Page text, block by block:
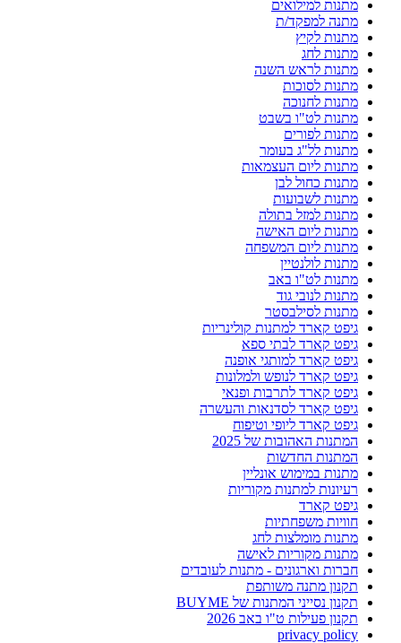
מתנות למילואים
מתנה למפקד/ת
מתנות לקיץ
מתנות לחג
מתנות לראש השנה
מתנות לסוכות
מתנות לחנוכה
מתנות לט"ו בשבט
מתנות לפורים
מתנות לל"ג בעומר
מתנות ליום העצמאות
מתנות כחול לבן
מתנות לשבועות
מתנות למזל בתולה
מתנות ליום האישה
מתנות ליום המשפחה
מתנות לולנטיין
מתנות לט"ו באב
מתנות לנובי גוד
מתנות לסילבסטר
גיפט קארד למתנות קולינריות
גיפט קארד לבתי ספא
גיפט קארד למותגי אופנה
גיפט קארד לנופש ולמלונות
גיפט קארד לתרבות ופנאי
גיפט קארד לסדנאות והעשרה
גיפט קארד ליופי וטיפוח
המתנות האהובות של 2025
המתנות החדשות
מתנות במימוש אונליין
רעיונות למתנות מקוריות
גיפט קארד
חוויות משפחתיות
מתנות מומלצות לחג
מתנות מקוריות לאישה
חברות וארגונים - מתנות לעובדים
תקנון מתנה משותפת
תקנון נסייני המתנות של BUYME
תקנון פעילות ט"ו באב 2026
privacy policy